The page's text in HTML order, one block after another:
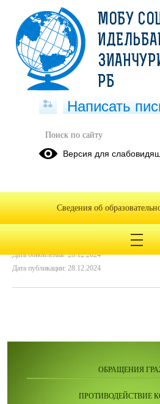
БЛЮДА НА 28.12
Дата обновления: 28.12.2024
Дата публикации: 28.12.2024
ОБРАЩЕНИЯ
ПРОТИВОДЕЙСТВИЕ
МОБУ
РБ
Написать
Версия для
Сведения об